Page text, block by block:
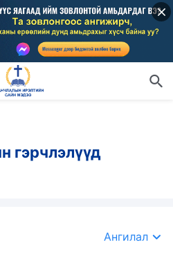
гэрчлэлүүд
Ангилал